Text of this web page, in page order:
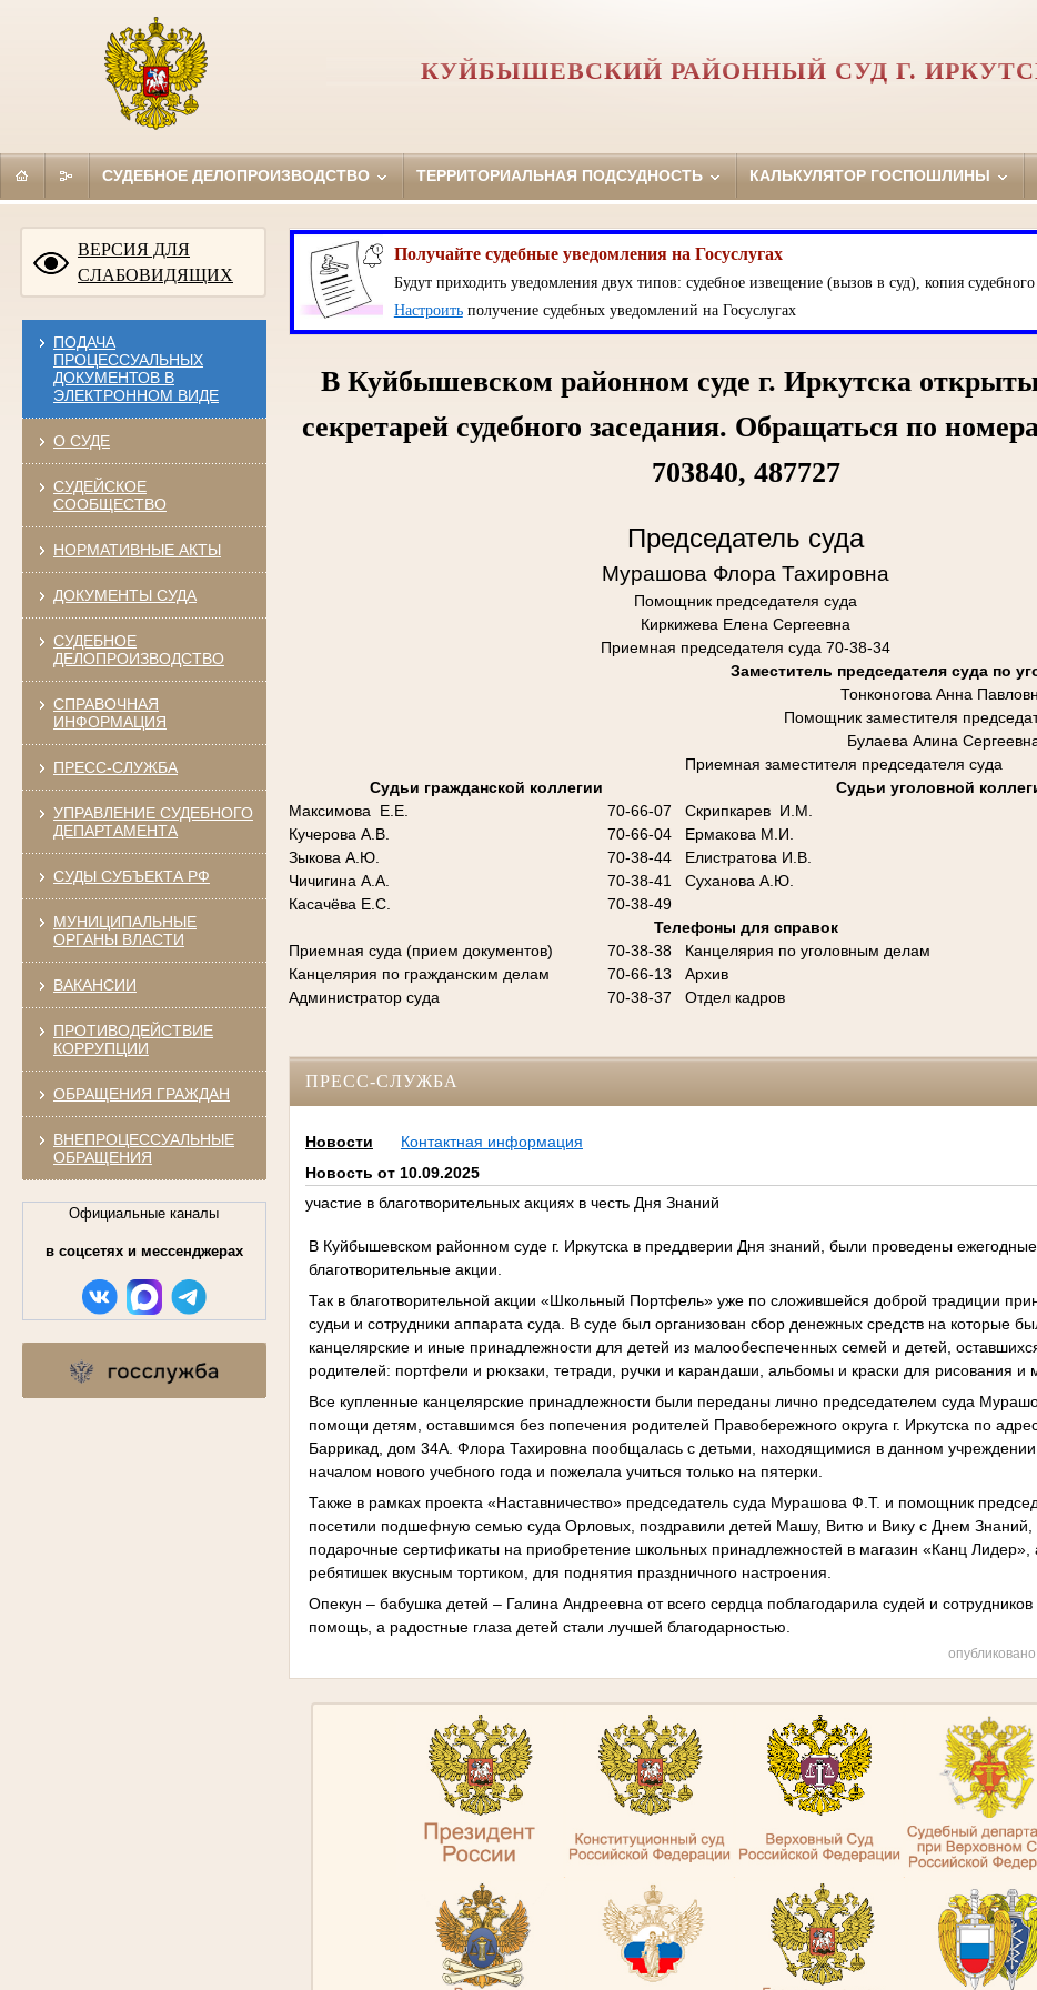
КУЙБЫШЕВСКИЙ РАЙОННЫЙ СУД Г.
СУДЕБНОЕ ДЕЛОПРОИЗВОДСТВО ТЕРРИТОРИАЛЬНАЯ ПОДСУДНОСТЬ КАЛЬКУЛЯТОР ГОСПОШЛИНЫ
ВЕРСИЯ ДЛЯ
СЛАБОВИДЯЩИХ
ПОДАЧА
ПРОЦЕССУАЛЬНЫХ
ДОКУМЕНТОВ В
ЭЛЕКТРОННОМ ВИДЕ
О СУДЕ
СУДЕЙСКОЕ
СООБЩЕСТВО
НОРМАТИВНЫЕ АКТЫ
ДОКУМЕНТЫ СУДА
СУДЕБНОЕ
ДЕЛОПРОИЗВОДСТВО
СПРАВОЧНАЯ
ИНФОРМАЦИЯ
ПРЕСС-СЛУЖБА
УПРАВЛЕНИЕ СУДЕБНОГО
ДЕПАРТАМЕНТА
СУДЫ СУБЪЕКТА РФ
МУНИЦИПАЛЬНЫЕ
ОРГАНЫ ВЛАСТИ
ВАКАНСИИ
ПРОТИВОДЕЙСТВИЕ
КОРРУПЦИИ
ОБРАЩЕНИЯ ГРАЖДАН
ВНЕПРОЦЕССУАЛЬНЫЕ
ОБРАЩЕНИЯ
Официальные каналы
в соцсетях и мессенджерах
Получайте судебные уведомления на Госуслугах
Будут приходить уведомления двух типов: судебное извещение (вызов в суд), копия судебного
Настроитьполучение судебных уведомлений на Госуслугах
В Куйбышевском районном суде г. Иркутска
секретарей судебного заседания. Обращаться по
703840, 487727
Председатель суда
Мурашова Флора Тахировна
Помощник председателя суда
Киркижева Елена Сергеевна
Приемная председателя суда 70-38-34
Заместитель председателя суда по
Тонконогова Анна
Помощник заместителя
Булаева Алина
Приемная заместителя председателя суда
Судьи гражданской коллегии
Судьи уголовной
Максимова Е.Е.
70-66-07 Скрипкарев И.М.
Кучерова А.В.
70-66-04 Ермакова М.И.
Зыкова А.Ю.
70-38-44 Елистратова И.В.
Чичигина А.А.
70-38-41 Суханова А.Ю.
Касачёва Е.С.
70-38-49
Телефоны для справок
Приемная суда (прием документов)
70-38-38 Канцелярия по уголовным делам
Канцелярия по гражданским делам
70-66-13 Архив
Администратор суда
70-38-37 Отдел кадров
ПРЕСС-СЛУЖБА
Новости
Контактная информация
Новость от 10.09.2025
участие в благотворительных акциях в честь Дня Знаний
В Куйбышевском районном суде г. Иркутска в преддверии Дня знаний, были проведены ежегодные
благотворительные акции.
Так в благотворительной акции «Школьный Портфель» уже по сложившейся доброй традиции
судьи и сотрудники аппарата суда. В суде был организован сбор денежных средств на которые
канцелярские и иные принадлежности для детей из малообеспеченных семей и детей,
родителей: портфели и рюкзаки, тетради, ручки и карандаши, альбомы и краски для рисования и
Все купленные канцелярские принадлежности были переданы лично председателем суда
помощи детям, оставшимся без попечения родителей Правобережного округа г. Иркутска по
Баррикад, дом 34А. Флора Тахировна пообщалась с детьми, находящимися в данном
началом нового учебного года и пожелала учиться только на пятерки.
Также в рамках проекта «Наставничество» председатель суда Мурашова Ф.Т. и помощник
посетили подшефную семью суда Орловых, поздравили детей Машу, Витю и Вику с Днем Знаний,
подарочные сертификаты на приобретение школьных принадлежностей в магазин «Канц Лидер»,
ребятишек вкусным тортиком, для поднятия праздничного настроения.
Опекун – бабушка детей – Галина Андреевна от всего сердца поблагодарила судей и сотрудников
помощь, а радостные глаза детей стали лучшей благодарностью.